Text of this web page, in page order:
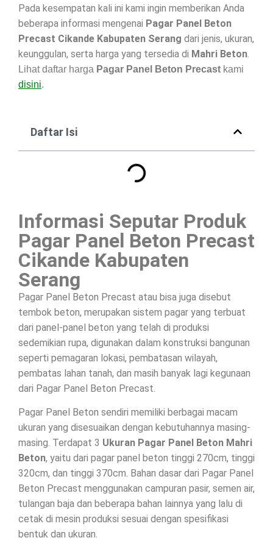
Pada kesempatan kali ini kami ingin memberikan Anda
beberapa informasi mengenai Pagar Panel Beton
Precast Cikande Kabupaten Serang dari jenis, ukuran,
keunggulan, serta harga yang tersedia di Mahri Beton.
Lihat daftar harga Pagar Panel Beton Precast kami
disini.
Daftar Isi
Informasi Seputar Produk
Pagar Panel Beton Precast
Cikande Kabupaten
Serang
Pagar Panel Beton Precast atau bisa juga disebut
tembok beton, merupakan sistem pagar yang terbuat
dari panel-panel beton yang telah di produksi
sedemikian rupa, digunakan dalam konstruksi bangunan
seperti pemagaran lokasi, pembatasan wilayah,
pembatas lahan tanah, dan masih banyak lagi kegunaan
dari Pagar Panel Beton Precast.
Pagar Panel Beton sendiri memiliki berbagai macam
ukuran yang disesuaikan dengan kebutuhannya masing-
masing. Terdapat 3 Ukuran Pagar Panel Beton Mahri
Beton, yaitu dari pagar panel beton tinggi 270cm, tinggi
320cm, dan tinggi 370cm. Bahan dasar dari Pagar Panel
Beton Precast menggunakan campuran pasir, semen air,
tulangan baja dan beberapa bahan lainnya yang lalu di
cetak di mesin produksi sesuai dengan spesifikasi
bentuk dan ukuran.